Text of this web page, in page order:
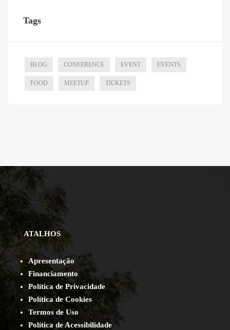
Tags
BLOG CONFERENCE EVENT EVENTS
FOOD MEETUP TICKETS
ATALHOS
Apresentação
Financiamento
Política de Privacidade
Política de Cookies
Termos de Uso
Política de Acessibilidade